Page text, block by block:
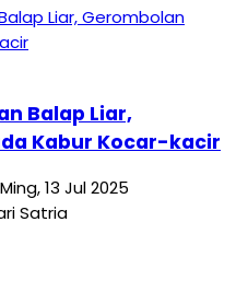
Balap Liar,
Kabur Kocar-kacir
Ming, 13 Jul 2025
Satria